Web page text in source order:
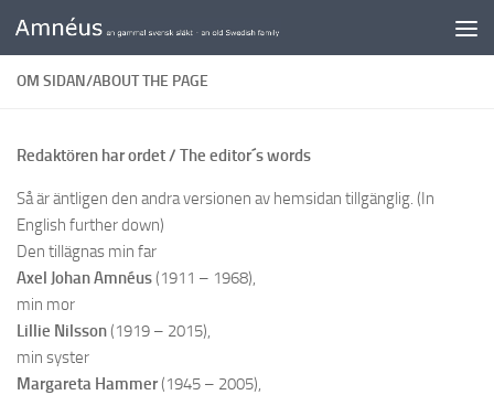
Skip to content
OM SIDAN/ABOUT THE PAGE
Redaktören har ordet / The editor´s words
Så är äntligen den andra versionen av hemsidan tillgänglig. (In
English further down)
Den tillägnas min far
Axel Johan Amnéus(1911 – 1968),
min mor
Lillie Nilsson(1919 – 2015),
min syster
Margareta Hammer(1945 – 2005),